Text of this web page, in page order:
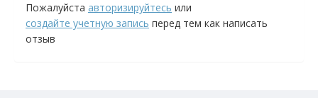
Пожалуйста авторизируйтесь или
создайте учетную запись перед тем как написать
отзыв